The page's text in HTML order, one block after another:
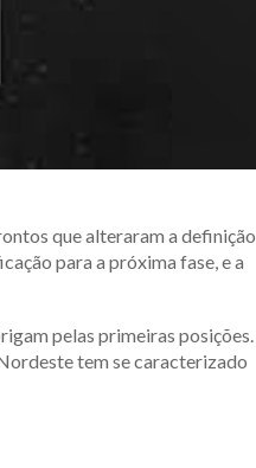
que alteraram a definição
para a próxima fase, e a
pelas primeiras posições.
tem se caracterizado